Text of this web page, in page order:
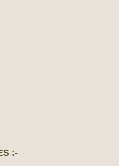
:-